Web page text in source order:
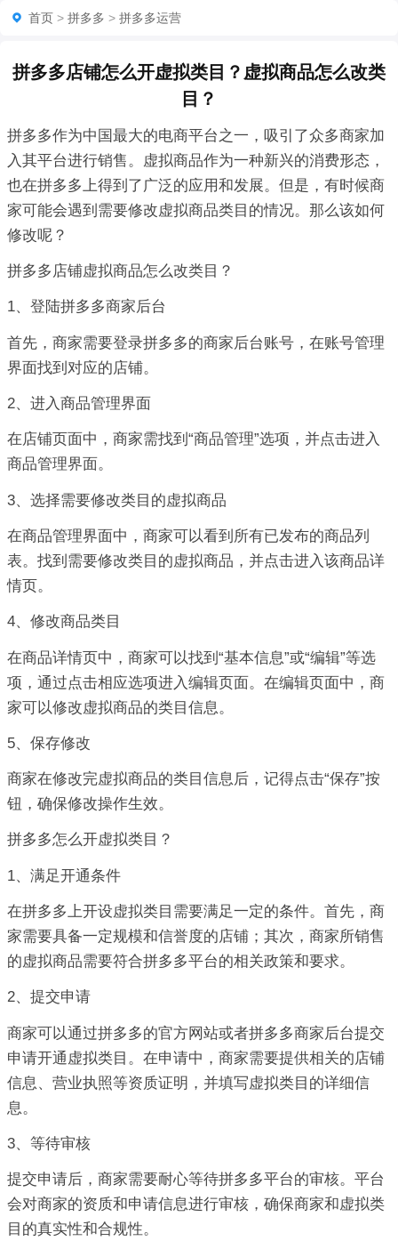
首页 > 拼多多 > 拼多多运营
拼多多店铺怎么开虚拟类目？虚拟商品怎么改类
目？
拼多多作为中国最大的电商平台之一，吸引了众多商家加
入其平台进行销售。虚拟商品作为一种新兴的消费形态，
也在拼多多上得到了广泛的应用和发展。但是，有时候商
家可能会遇到需要修改虚拟商品类目的情况。那么该如何
修改呢？
拼多多店铺虚拟商品怎么改类目？
1、登陆拼多多商家后台
首先，商家需要登录拼多多的商家后台账号，在账号管理
界面找到对应的店铺。
2、进入商品管理界面
在店铺页面中，商家需找到“商品管理”选项，并点击进入
商品管理界面。
3、选择需要修改类目的虚拟商品
在商品管理界面中，商家可以看到所有已发布的商品列
表。找到需要修改类目的虚拟商品，并点击进入该商品详
情页。
4、修改商品类目
在商品详情页中，商家可以找到“基本信息”或“编辑”等选
项，通过点击相应选项进入编辑页面。在编辑页面中，商
家可以修改虚拟商品的类目信息。
5、保存修改
商家在修改完虚拟商品的类目信息后，记得点击“保存”按
钮，确保修改操作生效。
拼多多怎么开虚拟类目？
1、满足开通条件
在拼多多上开设虚拟类目需要满足一定的条件。首先，商
家需要具备一定规模和信誉度的店铺；其次，商家所销售
的虚拟商品需要符合拼多多平台的相关政策和要求。
2、提交申请
商家可以通过拼多多的官方网站或者拼多多商家后台提交
申请开通虚拟类目。在申请中，商家需要提供相关的店铺
信息、营业执照等资质证明，并填写虚拟类目的详细信
息。
3、等待审核
提交申请后，商家需要耐心等待拼多多平台的审核。平台
会对商家的资质和申请信息进行审核，确保商家和虚拟类
目的真实性和合规性。